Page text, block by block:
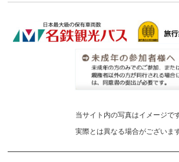
当サイト内の写真はイメージです
実際とは異なる場合がございます